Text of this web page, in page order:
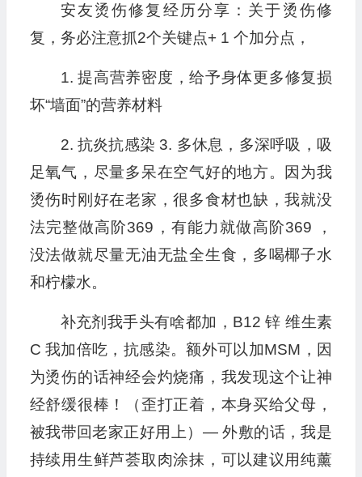
安友烫伤修复经历分享：关于烫伤修
复，务必注意抓2个关键点+ 1 个加分点，
1. 提高营养密度，给予身体更多修复损
坏“墙面”的营养材料
2. 抗炎抗感染 3. 多休息，多深呼吸，吸
足氧气，尽量多呆在空气好的地方。因为我
烫伤时刚好在老家，很多食材也缺，我就没
法完整做高阶369，有能力就做高阶369 ，
没法做就尽量无油无盐全生食，多喝椰子水
和柠檬水。
补充剂我手头有啥都加，B12 锌 维生素
C 我加倍吃，抗感染。额外可以加MSM，因
为烫伤的话神经会灼烧痛，我发现这个让神
经舒缓很棒！（歪打正着，本身买给父母，
被我带回老家正好用上）— 外敷的话，我是
持续用生鲜芦荟取肉涂抹，可以建议用纯薰